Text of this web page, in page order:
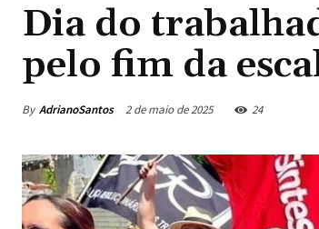
Dia do
pelo fim da
By AdrianoSantos 2 de maio de 2025 24